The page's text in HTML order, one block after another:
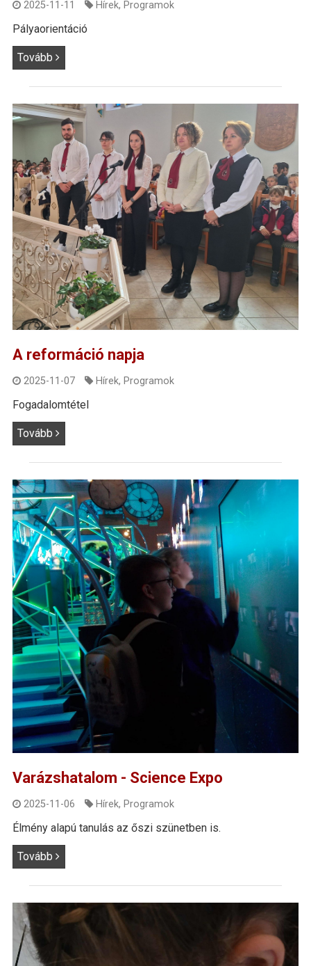
2025-11-11 Hírek, Programok
Pályaorientáció
Tovább
A reformáció napja
2025-11-07 Hírek, Programok
Fogadalomtétel
Tovább
Varázshatalom - Science Expo
2025-11-06 Hírek, Programok
Élmény alapú tanulás az őszi szünetben is.
Tovább